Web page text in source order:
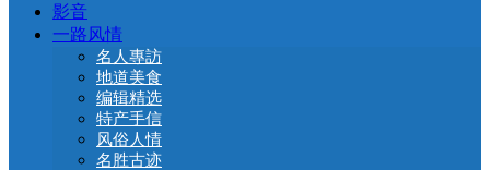
影音
一路风情
名人專訪
地道美食
编辑精选
特产手信
风俗人情
名胜古迹